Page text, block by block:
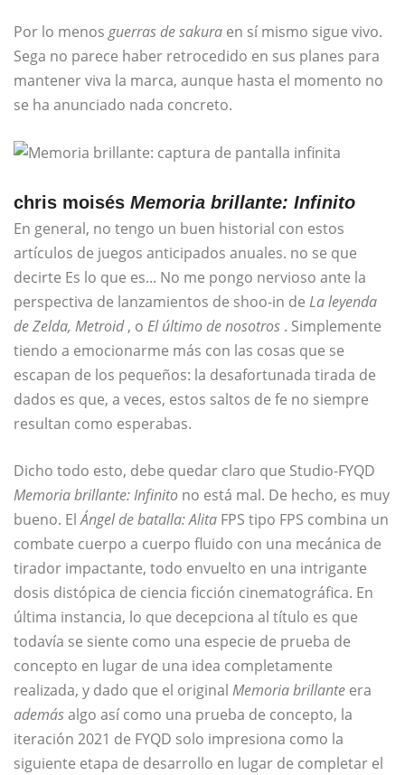
Por lo menos guerras de sakura en sí mismo sigue vivo.
Sega no parece haber retrocedido en sus planes para
mantener viva la marca, aunque hasta el momento no
se ha anunciado nada concreto.
chris moisés Memoria brillante: Infinito
En general, no tengo un buen historial con estos
artículos de juegos anticipados anuales. no se que
decirte Es lo que es... No me pongo nervioso ante la
perspectiva de lanzamientos de shoo-in de La leyenda
de Zelda, Metroid, o El último de nosotros . Simplemente
tiendo a emocionarme más con las cosas que se
escapan de los pequeños: la desafortunada tirada de
dados es que, a veces, estos saltos de fe no siempre
resultan como esperabas.
Dicho todo esto, debe quedar claro que Studio-FYQD
Memoria brillante: Infinito no está mal. De hecho, es muy
bueno. ElÁngel de batalla: Alita FPS tipo FPS combina un
combate cuerpo a cuerpo fluido con una mecánica de
tirador impactante, todo envuelto en una intrigante
dosis distópica de ciencia ficción cinematográfica. En
última instancia, lo que decepciona al título es que
todavía se siente como una especie de prueba de
concepto en lugar de una idea completamente
realizada, y dado que el original Memoria brillante era
ademásalgo así como una prueba de concepto, la
iteración 2021 de FYQD solo impresiona como la
siguiente etapa de desarrollo en lugar de completar el